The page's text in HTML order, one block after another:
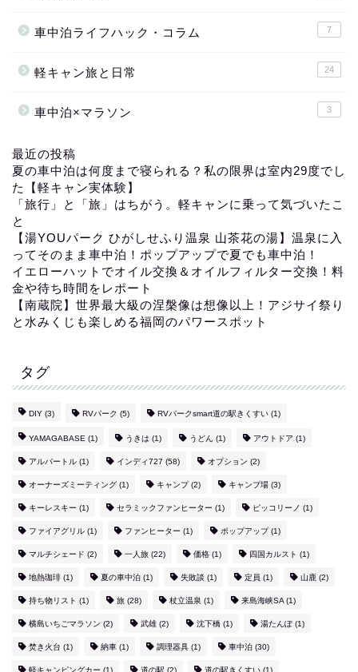
車中泊ライフハック・コラム 7
軽キャン旅と日常 24
車中泊×マラソン 3
最近の投稿
夏の車中泊は何度まで寝られる？私の限界は室内29度でし
た【軽キャン実体験】
「旅行」と「旅」はちがう。軽キャンに乗って気づいたこ
と
【湯YOUパーク ひがしせふり温泉 山茶花の湯】温泉に入
ってそのまま車中泊！ポップアップで夏でも車中泊！
イエローハットでオイル交換＆オイルフィルター交換！料
金や待ち時間をレポート
【南蔵院】世界最大級の涅槃像は想像以上！アジサイ祭り
と水みくじも楽しめる福岡のパワースポット
タグ
DIY (3) RVパーク (5) RVパークsmart道の駅きくすい (1)
YAMAGABASE (1) うきは (1) うどん (1) アウトドア (1)
アルバートル (1) インディ727 (58) オプション (2)
オーナーズミーティング (1) キャンプ(2) キャンプ場 (3)
キーレスキー (1) セラミックファンヒーター (1) ピッコリーノ (1)
ファイアグリル (1) ファンヒーター (1) ポップアップ(1)
マルチシェード (2) 一人旅 (22) 価格 (1) 四国カルスト (1)
地熱珈琲 (1) 夏の車中泊 (1) 失敗談 (1) 定員 (1) 山鹿 (2)
持ち物リスト (1) 旅 (28) 杖立温泉 (1) 来島海峡SA (1)
横島いちごマラソン (2) 武雄 (2) 沈下橋 (1) 湯たんぽ(1)
焚き火台 (1) 納車 (1) 調理器具 (1) 車中泊 (30)
軽キャンピングカー (1) 道の駅 (2) 道の駅きくすい (1)